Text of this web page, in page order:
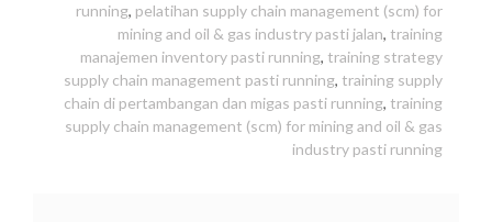
running, pelatihan supply chain management (scm) for
mining and oil & gas industry pasti jalan, training
manajemen inventory pasti running, training strategy
supply chain management pasti running, training supply
chain di pertambangan dan migas pasti running, training
supply chain management (scm) for mining and oil & gas
industry pasti running